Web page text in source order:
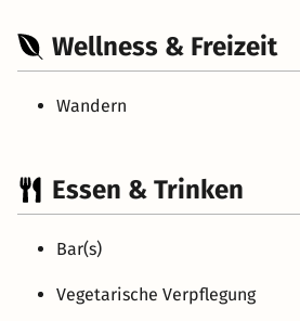
Wellness & Freizeit
Wandern
Essen & Trinken
Bar(s)
Vegetarische Verpflegung